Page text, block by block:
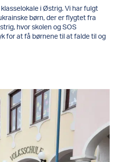
i Østrig. Vi har fulgt
børn, der er flygtet fra
hvor skolen og SOS
for at få børnene til at falde til og